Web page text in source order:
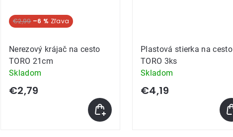
€2,99 –6 %
Nerezový krájač na cesto
TORO 21cm
Skladom
€2,79
Plastová stierka na cesto
TORO 3ks
Skladom
€4,19